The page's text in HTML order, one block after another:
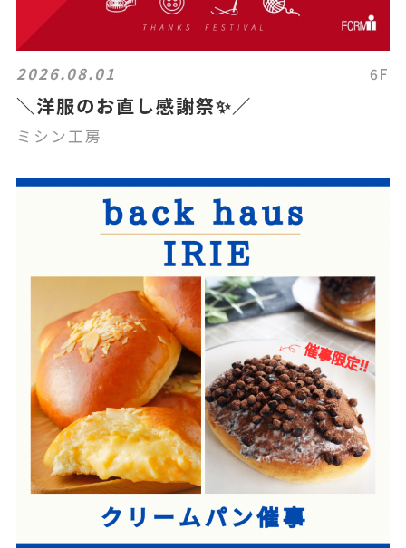
2026.08.01 6F
＼洋服のお直し感謝祭✨／
ミシン工房